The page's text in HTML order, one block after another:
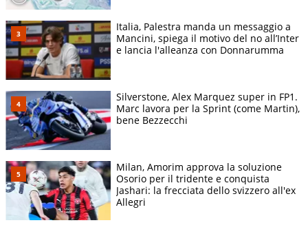
Italia, Palestra manda un messaggio a
Mancini, spiega il motivo del no all’Inter
e lancia l'alleanza con Donnarumma
Silverstone, Alex Marquez super in FP1.
Marc lavora per la Sprint (come Martin),
bene Bezzecchi
Milan, Amorim approva la soluzione
Osorio per il tridente e conquista
Jashari: la frecciata dello svizzero all'ex
Allegri